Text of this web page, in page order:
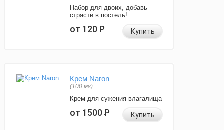
Набор для двоих, добавь
страсти в постель!
от 120Р Купить
Крем Naron
(100 мг)
Крем для сужения влагалища
от 1500Р Купить